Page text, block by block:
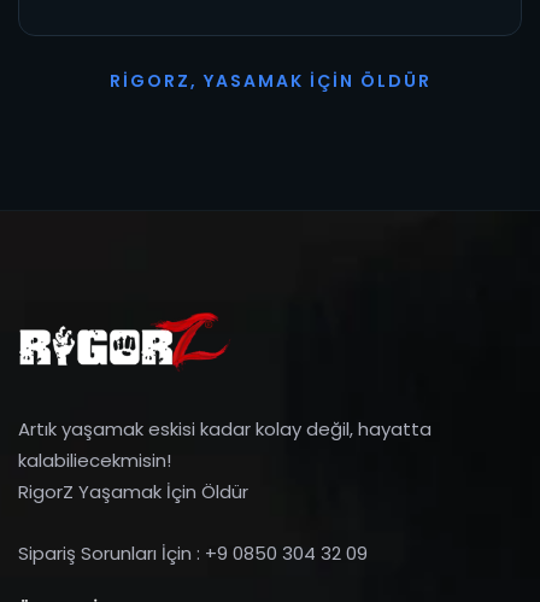
R I G O R Z, YASAMAK İ ÇI N Ö L D Ü R
Artık yaşamak eskisi kadar kolay değil, hayatta
kalabiliecekmisin!
RigorZ Yaşamak İçin Öldür
Sipariş Sorunları İçin : +9 0850 304 32 09